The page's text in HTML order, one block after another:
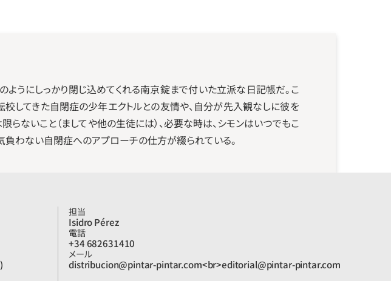
うにしっかり閉じ込めてくれる南京錠まで付いた立派な日記帳だ。こ
校してきた自閉症の少年エクトルとの友情や、自分が先入観なしに彼を
ないこと（ましてや他の生徒には）、必要な時は、シモンはいつでもこ
負わない自閉症へのアプローチの仕方が綴られている。
担当
Isidro Pérez
電話
+34 682631410
メール
distribucion@pintar-pintar.com<br>editorial@pintar-pintar.com